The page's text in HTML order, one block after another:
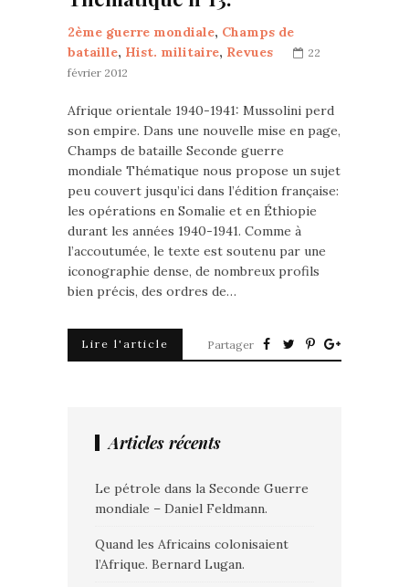
2ème guerre mondiale, Champs de
bataille, Hist. militaire, Revues
22
février 2012
Afrique orientale 1940-1941: Mussolini perd
son empire. Dans une nouvelle mise en page,
Champs de bataille Seconde guerre
mondiale Thématique nous propose un sujet
peu couvert jusqu’ici dans l’édition française:
les opérations en Somalie et en Éthiopie
durant les années 1940-1941. Comme à
l’accoutumée, le texte est soutenu par une
iconographie dense, de nombreux profils
bien précis, des ordres de…
Lire l'article Partager
Articles récents
Le pétrole dans la Seconde Guerre
mondiale – Daniel Feldmann.
Quand les Africains colonisaient
l’Afrique. Bernard Lugan.